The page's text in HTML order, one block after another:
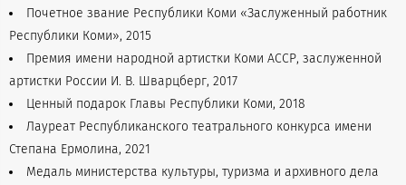
Почетное звание Республики Коми «Заслуженный работник
Республики Коми», 2015
Премия имени народной артистки Коми АССР, заслуженной
артистки России И. В. Шварцберг, 2017
Ценный подарок Главы Республики Коми, 2018
Лауреат Республиканского театрального конкурса имени
Степана Ермолина, 2021
Медаль министерства культуры, туризма и архивного дела